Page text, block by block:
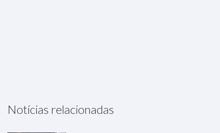
Notícias relacionadas